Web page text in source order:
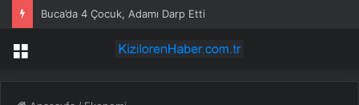
Atatürk’ün Havza’ya Gelişi 107. Yıldönümü Kutlandı
Menü